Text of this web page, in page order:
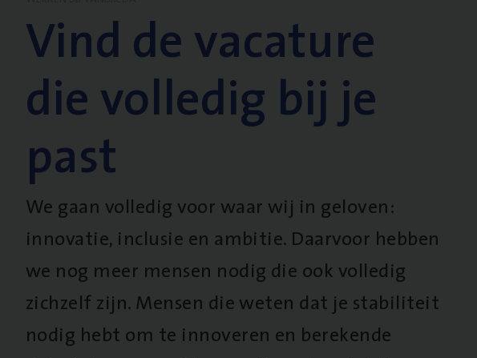
Vind de vacature
die volledig bij je
past
We gaan volledig voor waar wij in geloven:
innovatie, inclusie en ambitie. Daarvoor hebben
we nog meer mensen nodig die ook volledig
zichzelf zijn. Mensen die weten dat je stabiliteit
nodig hebt om te innoveren en berekende